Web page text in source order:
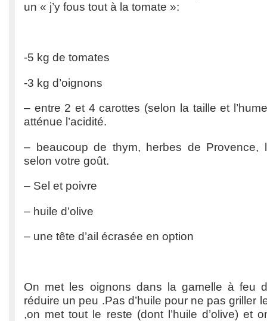
un « j’y fous tout à la tomate »:
-5 kg de tomates
-3 kg d’oignons
– entre 2 et 4 carottes (selon la taille et
atténue l’acidité.
– beaucoup de thym, herbes de Provence,
selon votre goût.
– Sel et poivre
– huile d’olive
– une tête d’ail écrasée en option
On met les oignons dans la gamelle à feu
réduire un peu .Pas d’huile pour ne pas griller
,on met tout le reste (dont l’huile d’olive) et